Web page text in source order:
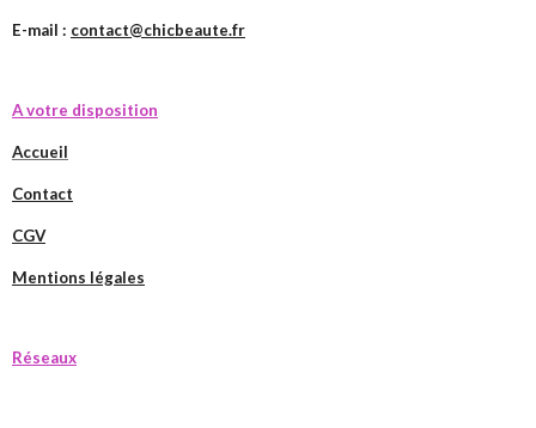
E-mail : contact@chicbeaute.fr
A votre disposition
Accueil
Contact
CGV
Mentions légales
Réseaux